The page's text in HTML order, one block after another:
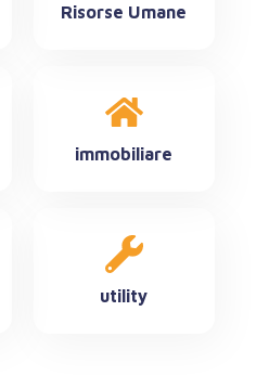
Risorse Umane
immobiliare
utility